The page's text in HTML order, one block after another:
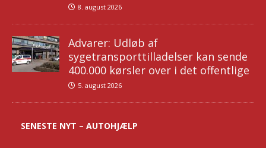
8. august 2026
Advarer: Udløb af
sygetransporttilladelser kan sende
400.000 kørsler over i det offentlige
5. august 2026
SENESTE NYT – AUTOHJÆLP